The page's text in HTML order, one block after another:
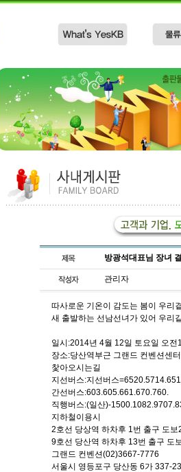
방광석대표님 장녀
관리자
따사로운 기온이 감도는 봄이 우리
새 출발하는 선남선녀가 있어 우리
일시:2014년 4월 12일 토요일 오전
장소:당산역부근 그랜드 컨벤션센
찿아오시는길
지선버스:지선버스
간선버스:603.605.661.670.760.
직행버스:(일산)-
지하철이용시
2호선 당상역 하차후 1번 출구 도보
9호선 당산역 하차후 13번 출구 도
그랜드 컨벤션(02)3667-7776
서울시 영등포구 당산동 6가 337-23